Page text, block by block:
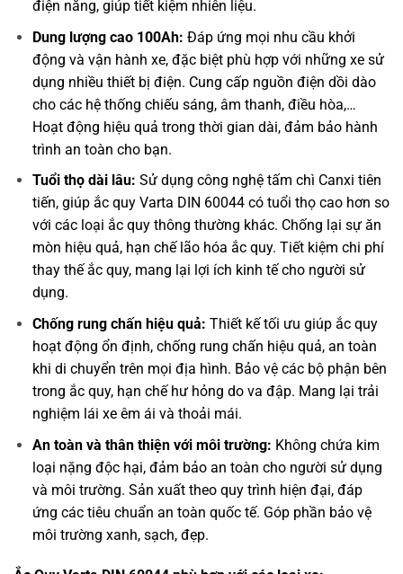
điện năng, giúp tiết kiệm nhiên liệu.
Dung lượng cao 100Ah: Đáp ứng mọi nhu cầu khởi
động và vận hành xe, đặc biệt phù hợp với những xe sử
dụng nhiều thiết bị điện. Cung cấp nguồn điện dồi dào
cho các hệ thống chiếu sáng, âm thanh, điều hòa,…
Hoạt động hiệu quả trong thời gian dài, đảm bảo hành
trình an toàn cho bạn.
Tuổi thọ dài lâu: Sử dụng công nghệ tấm chì Canxi tiên
tiến, giúp ắc quy Varta DIN 60044 có tuổi thọ cao hơn so
với các loại ắc quy thông thường khác. Chống lại sự ăn
mòn hiệu quả, hạn chế lão hóa ắc quy. Tiết kiệm chi phí
thay thế ắc quy, mang lại lợi ích kinh tế cho người sử
dụng.
Chống rung chấn hiệu quả: Thiết kế tối ưu giúp ắc quy
hoạt động ổn định, chống rung chấn hiệu quả, an toàn
khi di chuyển trên mọi địa hình. Bảo vệ các bộ phận bên
trong ắc quy, hạn chế hư hỏng do va đập. Mang lại trải
nghiệm lái xe êm ái và thoải mái.
An toàn và thân thiện với môi trường: Không chứa kim
loại nặng độc hại, đảm bảo an toàn cho người sử dụng
và môi trường. Sản xuất theo quy trình hiện đại, đáp
ứng các tiêu chuẩn an toàn quốc tế. Góp phần bảo vệ
môi trường xanh, sạch, đẹp.